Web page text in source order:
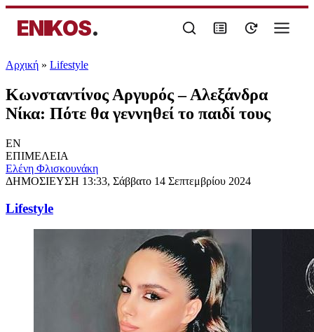
ENIKOS.
Αρχική » Lifestyle
Κωνσταντίνος Αργυρός – Αλεξάνδρα
Νίκα: Πότε θα γεννηθεί το παιδί τους
EN
ΕΠΙΜΕΛΕΙΑ
Ελένη Φλισκουνάκη
ΔΗΜΟΣΙΕΥΣΗ 13:33, Σάββατο 14 Σεπτεμβρίου 2024
Lifestyle